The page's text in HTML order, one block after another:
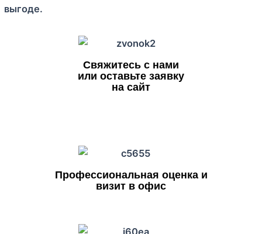
выгоде.
Свяжитесь с нами
или оставьте заявку
на сайт
Профессиональная оценка и
визит в офис